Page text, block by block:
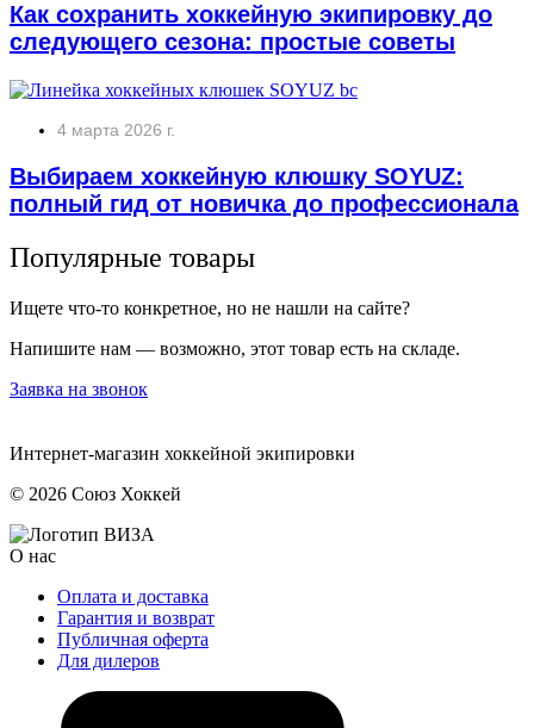
Как сохранить хоккейную экипировку до
следующего сезона: простые советы
4 марта 2026 г.
Выбираем хоккейную клюшку SOYUZ:
полный гид от новичка до профессионала
Популярные товары
Ищете что-то конкретное, но не нашли на сайте?
Напишите нам — возможно, этот товар есть на складе.
Заявка на звонок
Интернет-магазин хоккейной экипировки
© 2026 Союз Хоккей
О нас
Оплата и доставка
Гарантия и возврат
Публичная оферта
Для дилеров